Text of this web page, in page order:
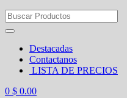
Search
for:
Destacadas
Contactanos
LISTA DE PRECIOS
0 $ 0.00